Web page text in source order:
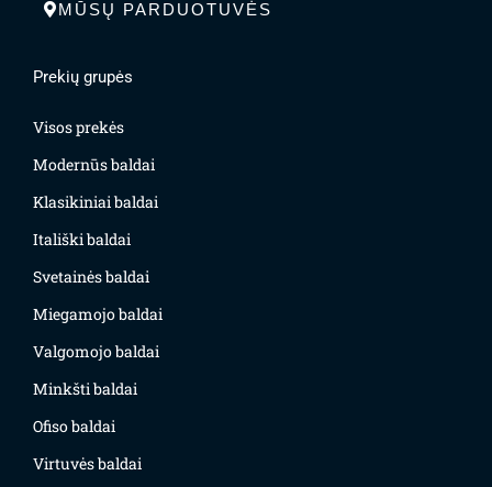
MŪSŲ PARDUOTUVĖS
Prekių grupės
Visos prekės
Modernūs baldai
Klasikiniai baldai
Itališki baldai
Svetainės baldai
Miegamojo baldai
Valgomojo baldai
Minkšti baldai
Ofiso baldai
Virtuvės baldai